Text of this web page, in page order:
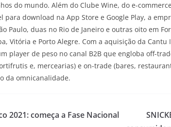
do mundo. Além do Clube Wine, do e-
para download na App Store e Google Play, a
Paulo, duas no Rio de Janeiro e outras oito em
Vitória e Porto Alegre. Com a aquisição da Cantu
player de peso no canal B2B que engloba off-
e, mercearias) e on-trade (bares,
da omnicanalidade.
2021: começa a Fase Nacional